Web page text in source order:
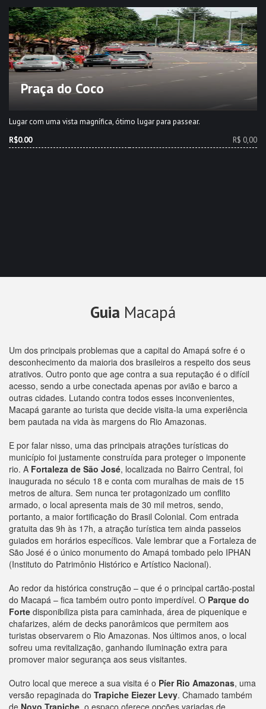
Praça do Coco
Lugar com uma vista magnífica, ótimo lugar para passear.
R$0.00
R$ 0,00
Guia Macapá
Um dos principais problemas que a capital do Amapá sofre é o
desconhecimento da maioria dos brasileiros a respeito dos seus
atrativos. Outro ponto que age contra a sua reputação é o difícil
acesso, sendo a urbe conectada apenas por avião e barco a
outras cidades. Lutando contra todos esses inconvenientes,
Macapá garante ao turista que decide visita-la uma experiência
bem pautada na vida às margens do Rio Amazonas.
E por falar nisso, uma das principais atrações turísticas do
município foi justamente construída para proteger o imponente
rio. A Fortaleza de São José, localizada no Bairro Central, foi
inaugurada no século 18 e conta com muralhas de mais de 15
metros de altura. Sem nunca ter protagonizado um conflito
armado, o local apresenta mais de 30 mil metros, sendo,
portanto, a maior fortificação do Brasil Colonial. Com entrada
gratuita das 9h às 17h, a atração turística tem ainda passeios
guiados em horários específicos. Vale lembrar que a Fortaleza de
São José é o único monumento do Amapá tombado pelo IPHAN
(Instituto do Patrimônio Histórico e Artístico Nacional).
Ao redor da histórica construção – que é o principal cartão-postal
do Macapá – fica também outro ponto imperdível. O Parque do
Forte disponibiliza pista para caminhada, área de piquenique e
chafarizes, além de decks panorâmicos que permitem aos
turistas observarem o Rio Amazonas. Nos últimos anos, o local
sofreu uma revitalização, ganhando iluminação extra para
promover maior segurança aos seus visitantes.
Outro local que merece a sua visita é o Píer Rio Amazonas, uma
versão repaginada do Trapiche Eiezer Levy. Chamado também
de Novo Trapiche , o espaço oferece opções variadas de